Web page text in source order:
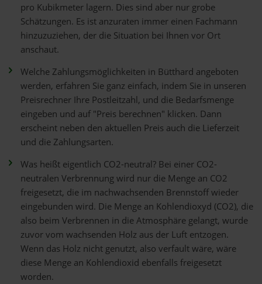
pro Kubikmeter lagern. Dies sind aber nur grobe
Schätzungen. Es ist anzuraten immer einen Fachmann
hinzuzuziehen, der die Situation bei Ihnen vor Ort
anschaut.
Welche Zahlungsmöglichkeiten in Bütthard angeboten
werden, erfahren Sie ganz einfach, indem Sie in unseren
Preisrechner Ihre Postleitzahl, und die Bedarfsmenge
eingeben und auf "Preis berechnen" klicken. Dann
erscheint neben den aktuellen Preis auch die Lieferzeit
und die Zahlungsarten.
Was heißt eigentlich CO2-neutral? Bei einer CO2-
neutralen Verbrennung wird nur die Menge an CO2
freigesetzt, die im nachwachsenden Brennstoff wieder
eingebunden wird. Die Menge an Kohlendioxyd (CO2), die
also beim Verbrennen in die Atmosphäre gelangt, wurde
zuvor vom wachsenden Holz aus der Luft entzogen.
Wenn das Holz nicht genutzt, also verfault wäre, wäre
diese Menge an Kohlendioxid ebenfalls freigesetzt
worden.